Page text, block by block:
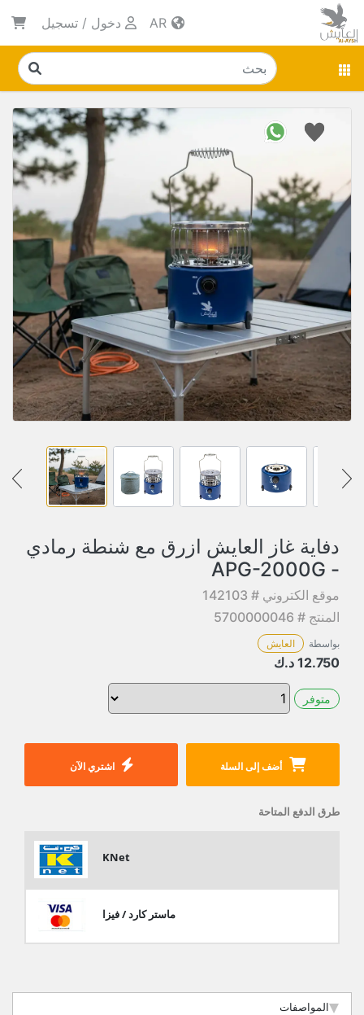
دخول / تسجيل
دفاية غاز العايش ازرق مع شنطة رمادي
- APG-2000G
موقع الكتروني # 142103
المنتج # 5700000046
بواسطة العايش
12.750 د.ك
متوفر
أضف إلى السلة اشتري الآن
طرق الدفع المتاحة
KNet
ماستر كارد / فيزا
المواصفات